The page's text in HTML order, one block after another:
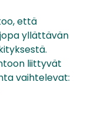
että
yllättävän
liittyvät
vaihtelevat: